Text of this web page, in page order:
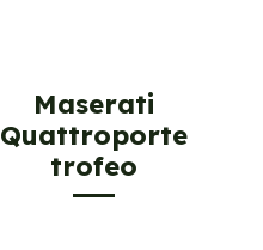
Maserati
Quattroporte
trofeo